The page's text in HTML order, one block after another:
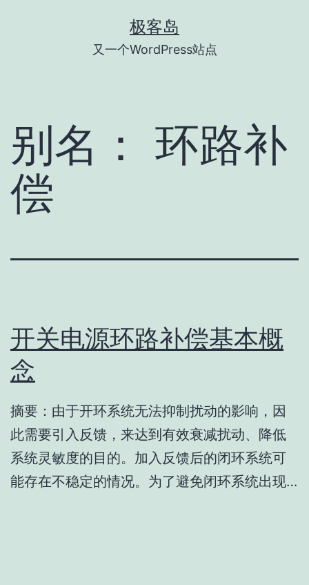
极客岛
又一个WordPress站点
别名： 环路补
偿
开关电源环路补偿基本概
念
摘要：由于开环系统无法抑制扰动的影响，因
此需要引入反馈，来达到有效衰减扰动、降低
系统灵敏度的目的。加入反馈后的闭环系统可
能存在不稳定的情况。为了避免闭环系统出现…